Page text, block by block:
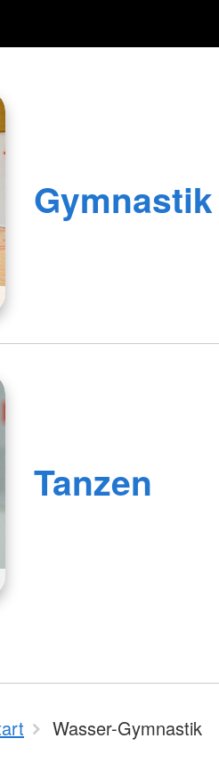
Gymnastik
Tanzen
Wasser-Gymnastik